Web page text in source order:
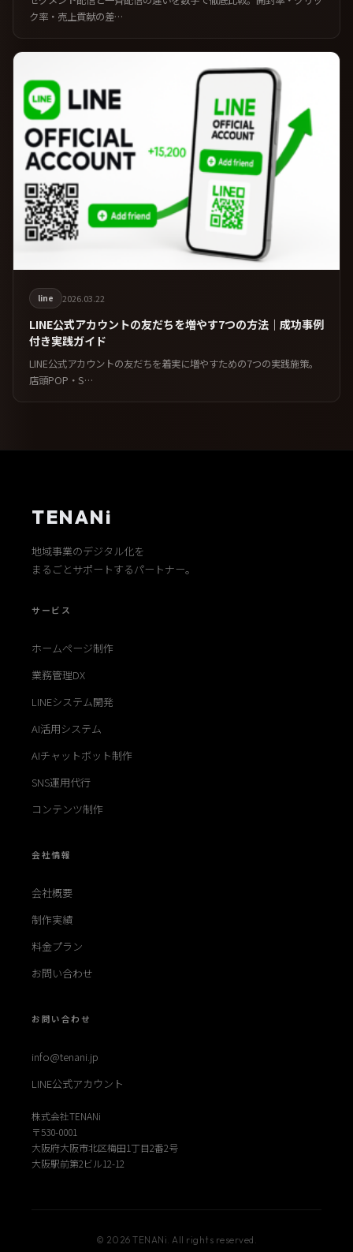
ク率・売上貢献の差…
line 2026.03.22
LINE公式アカウントの友だちを増やす7つの方法｜成功事例
付き実践ガイド
LINE公式アカウントの友だちを着実に増やすための7つの実践施策。
店頭POP・S…
TENANi
地域事業のデジタル化を
まるごとサポートするパートナー。
サービス
ホームページ制作
業務管理DX
LINEシステム開発
AI活用システム
AIチャットボット制作
SNS運用代行
コンテンツ制作
会社情報
会社概要
制作実績
料金プラン
お問い合わせ
お問い合わせ
info@tenani.jp
LINE公式アカウント
株式会社TENANi
〒530-0001
大阪府大阪市北区梅田1丁目2番2号
大阪駅前第2ビル12-12
© 2026 TENANi. All rights reserved.